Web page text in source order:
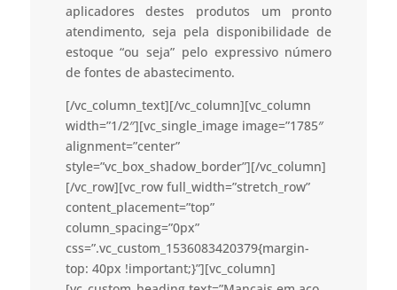
aplicadores destes produtos um pronto
atendimento, seja pela disponibilidade de
estoque “ou seja” pelo expressivo número
de fontes de abastecimento.
[/vc_column_text][/vc_column][vc_column
width=”1/2″][vc_single_image image=”1785″
alignment=”center”
style=”vc_box_shadow_border”][/vc_column]
[/vc_row][vc_row full_width=”stretch_row”
content_placement=”top”
column_spacing=”0px”
css=”.vc_custom_1536083420379{margin-
top: 40px !important;}”][vc_column]